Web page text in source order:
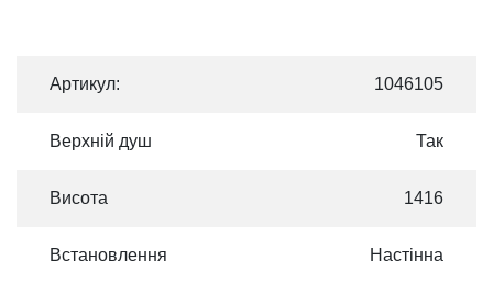
Артикул: 1046105
Верхній душ Так
Висота 1416
Встановлення Настінна